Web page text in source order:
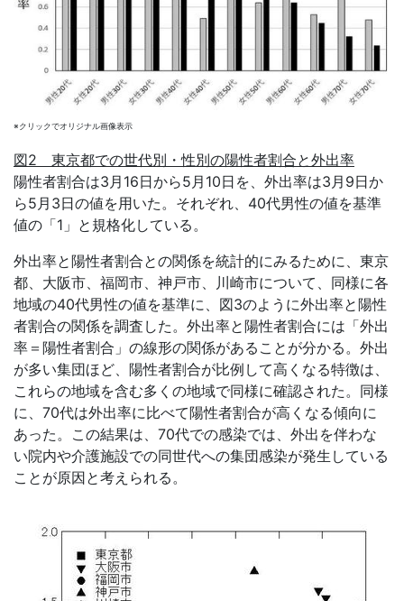
※クリックでオリジナル画像表示
図2 東京都での世代別・性別の陽性者割合と外出率
陽性者割合は3月16日から5月10日を、外出率は3月9日か
ら5月3日の値を用いた。それぞれ、40代男性の値を基準
値の「1」と規格化している。
外出率と陽性者割合との関係を統計的にみるために、東京
都、大阪市、福岡市、神戸市、川崎市について、同様に各
地域の40代男性の値を基準に、図3のように外出率と陽性
者割合の関係を調査した。外出率と陽性者割合には「外出
率＝陽性者割合」の線形の関係があることが分かる。外出
が多い集団ほど、陽性者割合が比例して高くなる特徴は、
これらの地域を含む多くの地域で同様に確認された。同様
に、70代は外出率に比べて陽性者割合が高くなる傾向に
あった。この結果は、70代での感染では、外出を伴わな
い院内や介護施設での同世代への集団感染が発生している
ことが原因と考えられる。